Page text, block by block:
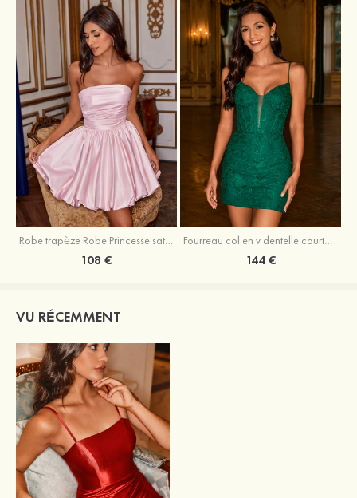
Robe trapèze Robe Princesse satin sans manches courte/mini robe de fête de la rentrée
108 €
Fourreau col en v dentelle courte/mini robe de fête de la rentré avec perles
144 €
VU RÉCEMMENT